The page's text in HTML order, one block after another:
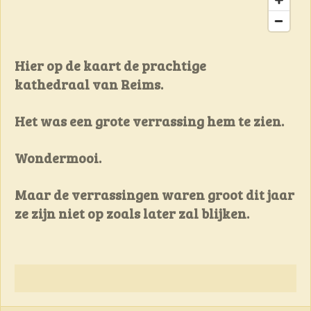
Hier op de kaart de prachtige
kathedraal van Reims.
Het was een grote verrassing hem te zien.
Wondermooi.
Maar de verrassingen waren groot dit jaar
ze zijn niet op zoals later zal blijken.